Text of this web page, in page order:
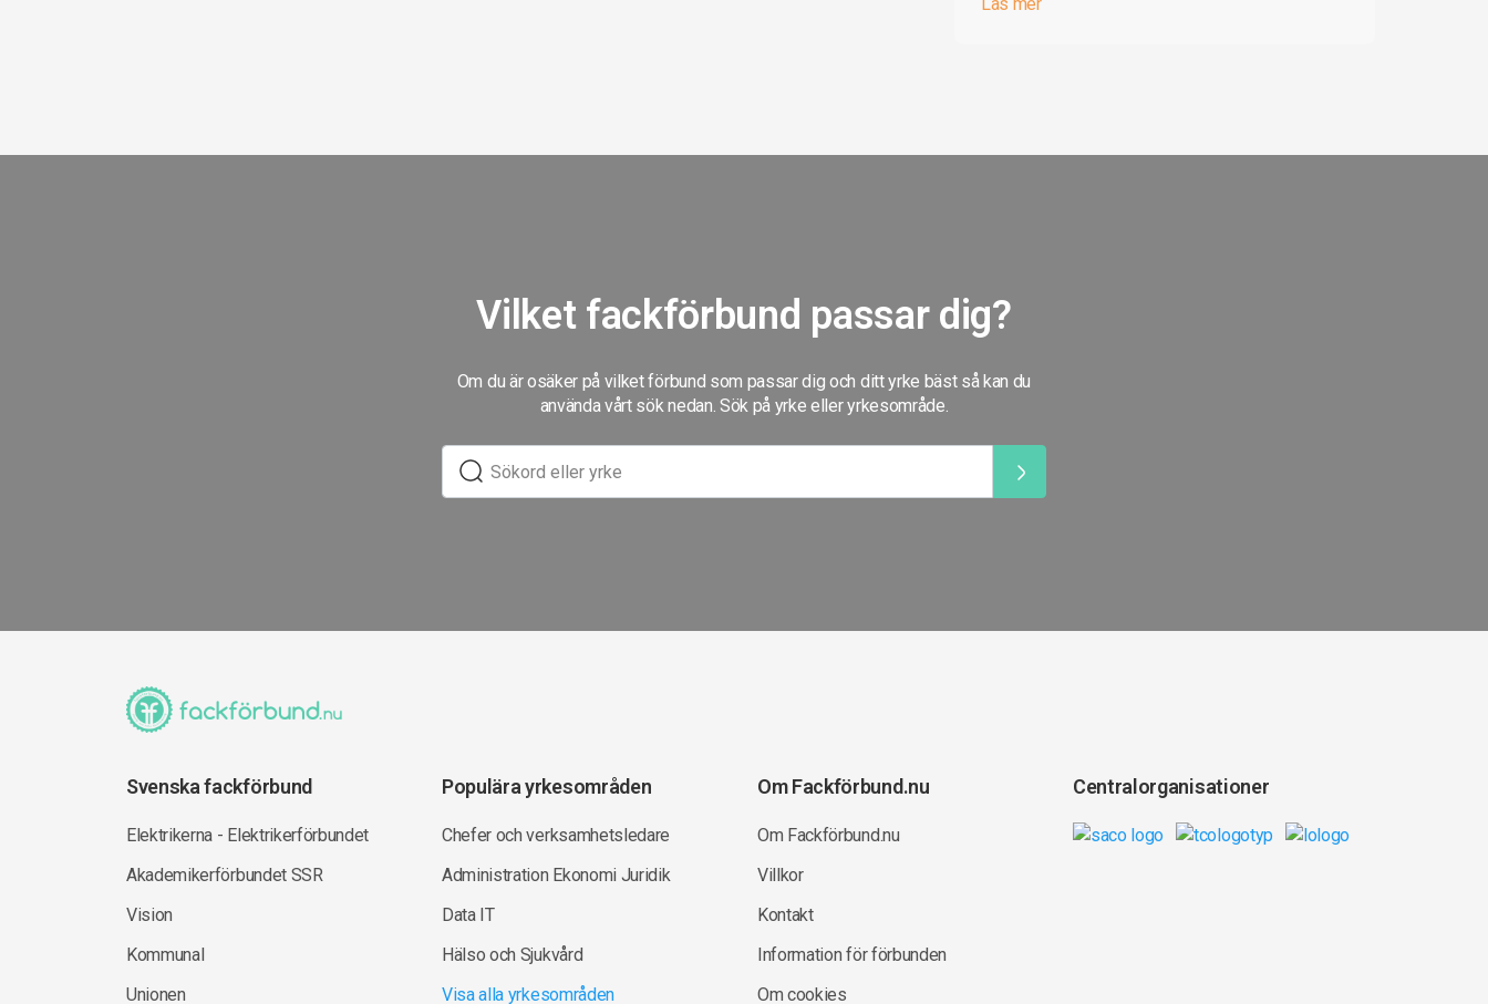
Vilket fackförbund passar dig?
Om du är osäker på vilket förbund som passar dig och ditt yrke bäst så kan du
använda vårt sök nedan. Sök på yrke eller yrkesområde.
Svenska fackförbund
Elektrikerna - Elektrikerförbundet
Akademikerförbundet SSR
Vision
Kommunal
Unionen
Populära yrkesområden
Chefer och verksamhetsledare
Administration Ekonomi Juridik
Data IT
Hälso och Sjukvård
Visa alla yrkesområden
Om Fackförbund.nu
Om Fackförbund.nu
Villkor
Kontakt
Information för förbunden
Om cookies
Centralorganisationer